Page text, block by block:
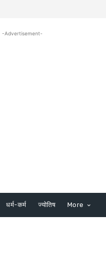
-Advertisement-
धर्म-कर्म ज्योतिष More